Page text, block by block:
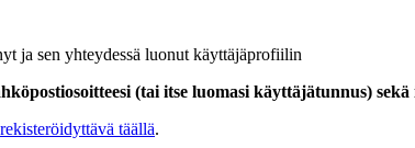
ja sen yhteydessä luonut käyttäjäprofiilin
(tai itse luomasi käyttäjätunnus) sekä
rekisteröidyttävä täällä.